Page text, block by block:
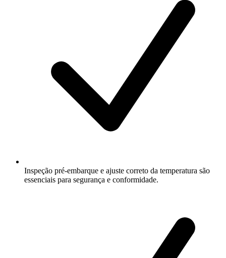
Inspeção pré-embarque e ajuste correto da temperatura são
essenciais para segurança e conformidade.